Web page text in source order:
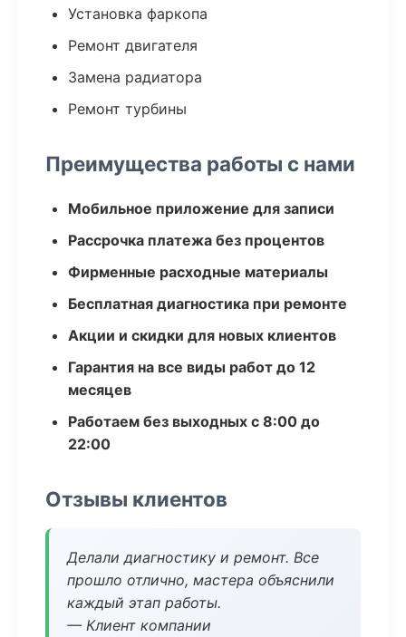
Установка фаркопа
Ремонт двигателя
Замена радиатора
Ремонт турбины
Преимущества работы с нами
Мобильное приложение для записи
Рассрочка платежа без процентов
Фирменные расходные материалы
Бесплатная диагностика при ремонте
Акции и скидки для новых клиентов
Гарантия на все виды работ до 12
месяцев
Работаем без выходных с 8:00 до
22:00
Отзывы клиентов
Делали диагностику и ремонт. Все
прошло отлично, мастера объяснили
каждый этап работы.
— Клиент компании